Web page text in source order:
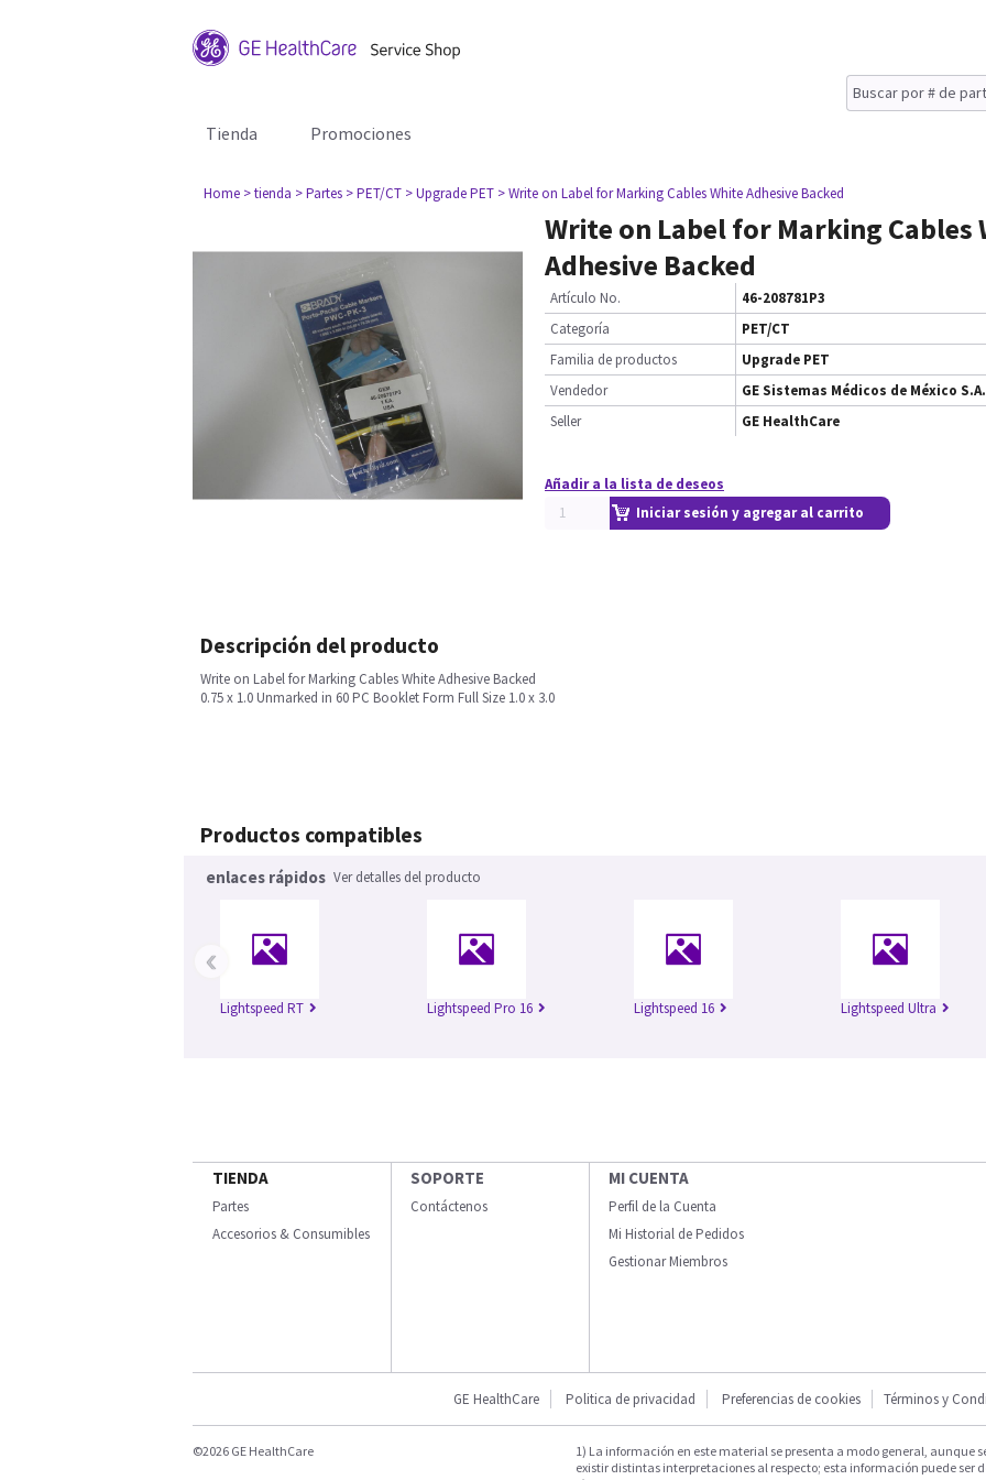
Tienda Promociones
Home > tienda > Partes > PET/CT > Upgrade PET > Write on Label for Marking Cables White Adhesive Backed
Write on Label for Marking Cables
Adhesive Backed
Artículo No.
46-208781P3
Categoría
PET/CT
Familia de productos
Upgrade PET
Vendedor
GE Sistemas Médicos de México S.A.
Seller
GE HealthCare
Añadir a la lista de deseos
Iniciar sesión y agregar al carrito
Descripción del producto
Write on Label for Marking Cables White Adhesive Backed
0.75 x 1.0 Unmarked in 60 PC Booklet Form Full Size 1.0 x 3.0
Productos compatibles
enlaces rápidos Ver detalles del producto
Lightspeed RT Lightspeed Pro 16 Lightspeed 16 Lightspeed Ultra
‹
TIENDA
Partes
Accesorios & Consumibles
SOPORTE
Contáctenos
MI CUENTA
Perfil de la Cuenta
Mi Historial de Pedidos
Gestionar Miembros
GE HealthCare Politica de privacidad Preferencias de cookies Términos y
©2026 GE HealthCare
1) La información en este material se presenta a modo general, aunque
existir distintas interpretaciones al respecto; esta información puede ser